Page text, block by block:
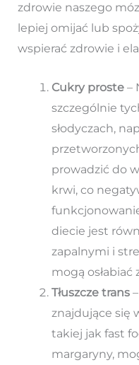
zdrowie naszego
lepiej omijać lub
wspierać zdrowie i
Cukry proste–
szczególnie
słodyczach,
prowadzić do
krwi, co
diecie jest
zapalnymi i
mogą osłabiać
Tłuszcze trans–
znajdujące się
takiej jak fast
margaryny,